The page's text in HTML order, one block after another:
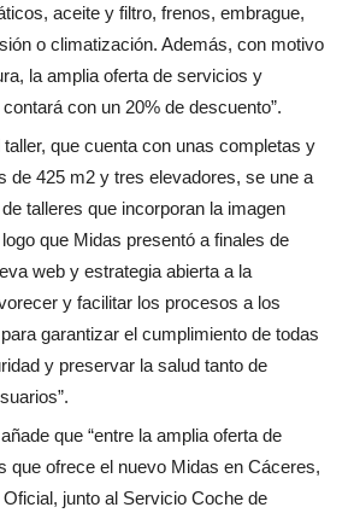
aceite y filtro, frenos, embrague,
o climatización. Además, con motivo
la amplia oferta de servicios y
con un 20% de descuento”.
taller, que cuenta con unas completas y
de 425 m2 y tres elevadores, se une a
talleres que incorporan la imagen
que Midas presentó a finales de
web y estrategia abierta a la
y facilitar los procesos a los
garantizar el cumplimiento de todas
y preservar la salud tanto de
que “entre la amplia oferta de
que ofrece el nuevo Midas en Cáceres,
junto al Servicio Coche de